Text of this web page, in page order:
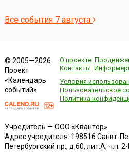
Все события 7 августа
© 2005—2026
Проект
«Календарь
событий»
О проекте
Контакты
Условия
Пользовательское
Политика
Учредитель — ООО «Квантор»
Адрес учредителя: 198516 Санкт-
Петербургский пр., д.60, лит.А, ч.п.